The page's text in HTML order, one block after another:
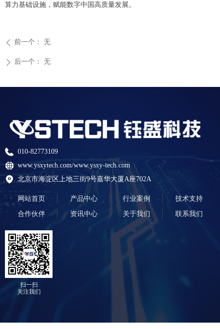
算力基础设施，赋能数字中国高质量发展。
ꄴ 前一个： 无
ꄲ 后一个： 无
010-82773109
www.ysxytech.com/www.ysxy-tech.com
北京市海淀区上地三街9号嘉华大厦A座702A
网站首页 产品中心 行业案例 技术支持
合作伙伴 资讯中心 关于我们 联系我们
扫一扫
关注我们